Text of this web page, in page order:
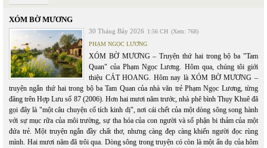
XÓM BỜ MƯƠNG
30 Tháng Bảy 2026 1:56 CH (Xem: 768)
PHẠM NGỌC LƯƠNG
XÓM BỜ MƯƠNG – Truyện thứ hai trong bộ ba "Tam
Quan" của Phạm Ngọc Lương. Hôm qua, chúng tôi giới
thiệu CÁT HOANG. Hôm nay là XÓM BỜ MƯƠNG –
truyện ngắn thứ hai trong bộ ba Tam Quan của nhà văn trẻ Phạm Ngọc Lương, từng
đăng trên Hợp Lưu số 87 (2006). Hơn hai mươi năm trước, nhà phê bình Thụy Khuê đã
gọi đây là "một câu chuyện cổ tích kinh dị", nơi cái chết của một dòng sông song hành
với sự mục rữa của môi trường, sự tha hóa của con người và số phận bi thảm của một
đứa trẻ. Một truyện ngắn đầy chất thơ, nhưng càng đẹp càng khiến người đọc rùng
mình. Hai mươi năm đã trôi qua. Dòng sông trong truyện có còn là một ẩn dụ của hôm